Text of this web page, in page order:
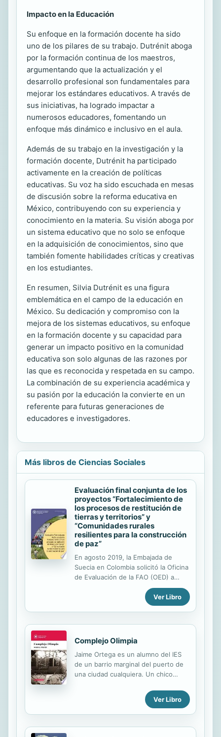
Impacto en la Educación
Su enfoque en la formación docente ha sido
uno de los pilares de su trabajo. Dutrénit aboga
por la formación continua de los maestros,
argumentando que la actualización y el
desarrollo profesional son fundamentales para
mejorar los estándares educativos. A través de
sus iniciativas, ha logrado impactar a
numerosos educadores, fomentando un
enfoque más dinámico e inclusivo en el aula.
Además de su trabajo en la investigación y la
formación docente, Dutrénit ha participado
activamente en la creación de políticas
educativas. Su voz ha sido escuchada en mesas
de discusión sobre la reforma educativa en
México, contribuyendo con su experiencia y
conocimiento en la materia. Su visión aboga por
un sistema educativo que no solo se enfoque
en la adquisición de conocimientos, sino que
también fomente habilidades críticas y creativas
en los estudiantes.
En resumen, Silvia Dutrénit es una figura
emblemática en el campo de la educación en
México. Su dedicación y compromiso con la
mejora de los sistemas educativos, su enfoque
en la formación docente y su capacidad para
generar un impacto positivo en la comunidad
educativa son solo algunas de las razones por
las que es reconocida y respetada en su campo.
La combinación de su experiencia académica y
su pasión por la educación la convierte en un
referente para futuras generaciones de
educadores e investigadores.
Más libros de Ciencias Sociales
Evaluación final conjunta de los
proyectos “Fortalecimiento de
los procesos de restitución de
tierras y territorios” y
“Comunidades rurales
resilientes para la construcción
de paz”
En agosto 2019, la Embajada de
Suecia en Colombia solicitó la Oficina
de Evaluación de la FAO (OED) a
realizar una evaluación final de dos
proyectos en forma conjunta para
proporcionar recomendaciones que
de Suecia y FAO Colombia a
implementar un nuevo proyecto,
“Transformación territorial, resiliencia
y sostenibilidad”, en el año 2020..
Los proyectos han logrado apoyar al
estado colombiano en la integración
grupos étnicos en el proceso de
restitución de sus territorios, mejorar
los medios de vida de las...
Ver Libro
Complejo Olimpia
Jaime Ortega es un alumno del IES
de un barrio marginal del puerto de
una ciudad cualquiera. Un chico
filo de la navaja, entre el éxito y el
fracaso, aunque su entorno y las
malas compañías parecen inclinarle
Ver Libro